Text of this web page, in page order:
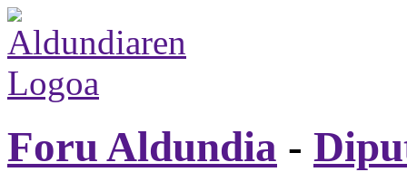
Foru Aldundia -